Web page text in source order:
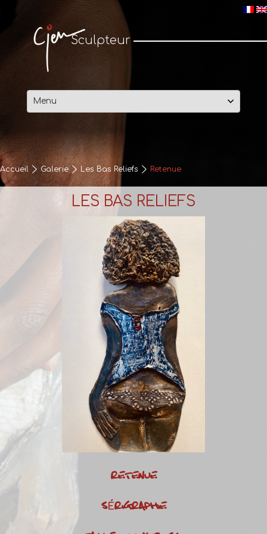
Sculpteur
Passer
au
Accueil Galerie Les Bas Reliefs Retenue
LES BAS RELIEFS
RETENUE
SÉRIGRAPHIE